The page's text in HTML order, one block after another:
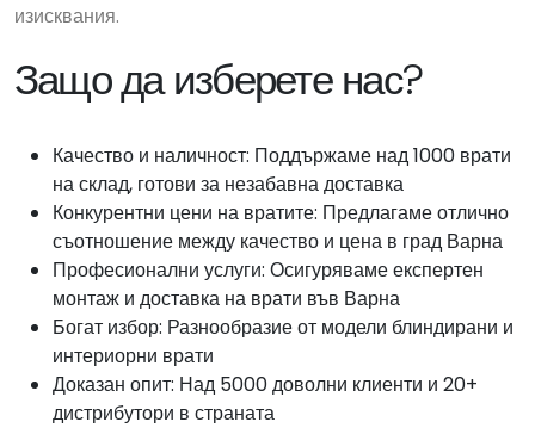
изисквания.
Защо да изберете нас?
Качество и наличност: Поддържаме над 1000 врати
на склад, готови за незабавна доставка
Конкурентни цени на вратите: Предлагаме отлично
съотношение между качество и цена в град Варна
Професионални услуги: Осигуряваме експертен
монтаж и доставка на врати във Варна
Богат избор: Разнообразие от модели блиндирани и
интериорни врати
Доказан опит: Над 5000 доволни клиенти и 20+
дистрибутори в страната